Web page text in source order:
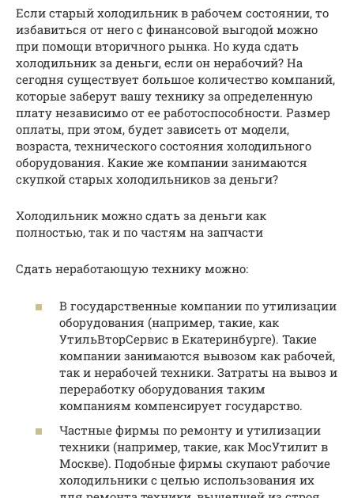
Если старый холодильник в рабочем состоянии, то
избавиться от него с финансовой выгодой можно
при помощи вторичного рынка. Но куда сдать
холодильник за деньги, если он нерабочий? На
сегодня существует большое количество компаний,
которые заберут вашу технику за определенную
плату независимо от ее работоспособности. Размер
оплаты, при этом, будет зависеть от модели,
возраста, технического состояния холодильного
оборудования. Какие же компании занимаются
скупкой старых холодильников за деньги?
Холодильник можно сдать за деньги как
полностью, так и по частям на запчасти
Сдать неработающую технику можно:
В государственные компании по утилизации
оборудования (например, такие, как
УтильВторСервис в Екатеринбурге). Такие
компании занимаются вывозом как рабочей,
так и нерабочей техники. Затраты на вывоз и
переработку оборудования таким
компаниям компенсирует государство.
Частные фирмы по ремонту и утилизации
техники (например, такие, как МосУтилит в
Москве). Подобные фирмы скупают рабочие
холодильники с целью использования их